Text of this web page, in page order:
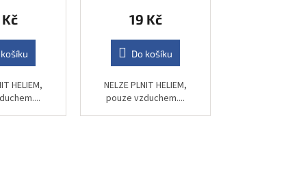
HELIEM,
19 Kč
Do košíku
NELZE PLNIT HELIEM,
pouze vzduchem....